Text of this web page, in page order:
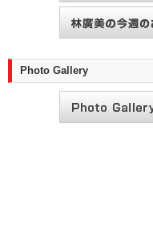
Photo Gallery